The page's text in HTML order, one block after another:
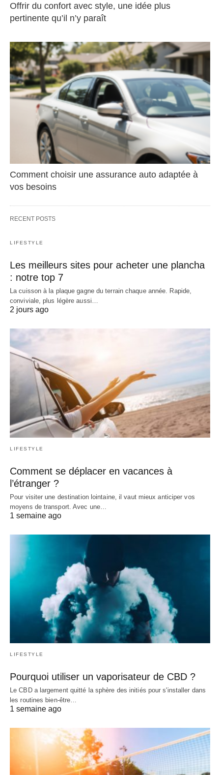
Offrir du confort avec style, une idée plus
pertinente qu’il n’y paraît
Comment choisir une assurance auto adaptée à
vos besoins
RECENT POSTS
LIFESTYLE
Les meilleurs sites pour acheter une plancha
: notre top 7
La cuisson à la plaque gagne du terrain chaque année. Rapide,
conviviale, plus légère aussi…
2 jours ago
LIFESTYLE
Comment se déplacer en vacances à
l’étranger ?
Pour visiter une destination lointaine, il vaut mieux anticiper vos
moyens de transport. Avec une…
1 semaine ago
LIFESTYLE
Pourquoi utiliser un vaporisateur de CBD ?
Le CBD a largement quitté la sphère des initiés pour s'installer dans
les routines bien-être…
1 semaine ago